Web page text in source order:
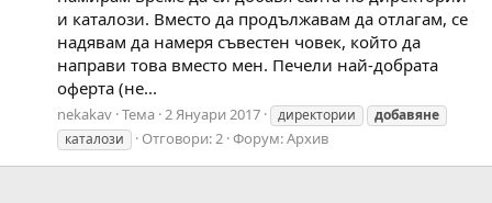
и каталози. Вместо да продължавам да отлагам, се
надявам да намеря съвестен човек, който да
направи това вместо мен. Печели най-добрата
оферта (не...
nekakav Тема 2 Януари 2017 директории
добавяне
каталози
Отговори: 2 Форум:Архив